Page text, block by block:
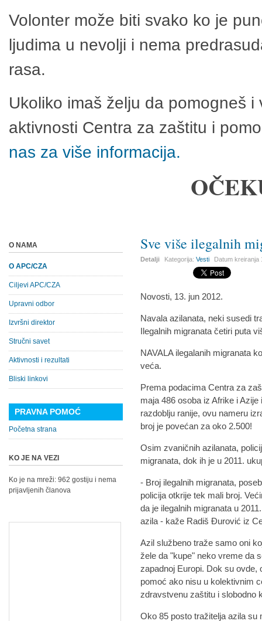
Volonter može biti svako ko je
ljudima u nevolji i nema
rasa.
Ukoliko imaš želju da pomogneš
aktivnosti Centra za zaštitu i
nas za više informacija.
Sve više ilegalnih
Detalji Kategorija:Vesti Datum kreiranja
Novosti, 13. jun 2012.
Navala azilanata, neki susedi
Ilegalnih migranata četiri puta
NAVALA ilegalanih migranata
veća.
Prema podacima Centra za
maja 486 osoba iz Afrike i
razdoblju ranije, ovu nameru
broj je povećan za oko 2.500!
Osim zvaničnih azilanata,
migranata, dok ih je u 2011.
- Broj ilegalnih migranata,
policija otkrije tek mali broj.
da je ilegalnih migranata u
azila - kaže Radiš Đurović iz
Azil službeno traže samo oni
žele da "kupe" neko vreme da
zapadnoj Europi. Dok su ovde,
pomoć ako nisu u kolektivnim
zdravstvenu zaštitu i slobodno
Oko 85 posto tražitelja azila
O NAMA
O APC/CZA
Ciljevi APC/CZA
Upravni odbor
Izvršni direktor
Stručni savet
Aktivnosti i rezultati
Bliski linkovi
PRAVNA POMOĆ
Početna strana
KO JE NA VEZI
Ko je na mreži: 962 gostiju i nema
prijavljenih članova